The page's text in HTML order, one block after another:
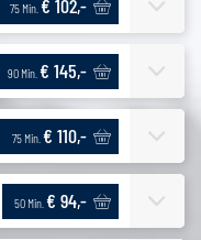
75 Min. € 102,-
90 Min. € 145,-
75 Min. € 110,-
50 Min. € 94,-